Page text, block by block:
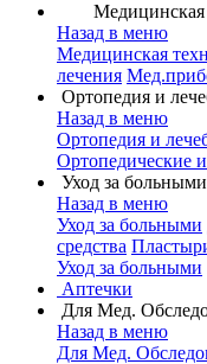
Медицинская
Назад в меню
Медицинская
лечения
Ортопедия и
Назад в меню
Ортопедия и
Ортопедические
Уход за больными
Назад в меню
Уход за больными
средства
Уход за больными
Аптечки
Для Мед.
Назад в меню
Для Мед.